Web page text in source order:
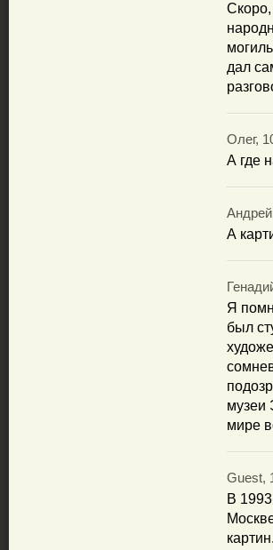
Скоро,
дал
Олег,
А где
А
Я
был
музеи
мире
Guest,
В